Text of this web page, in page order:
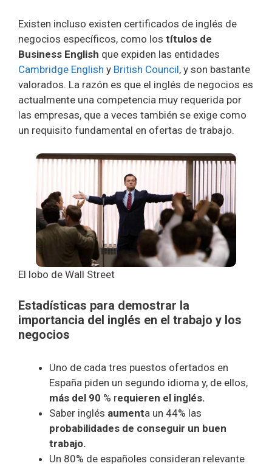
Existen incluso existen certificados de inglés de
negocios específicos, como los títulos de
Business English que expiden las entidades
Cambridge English y British Council, y son bastante
valorados. La razón es que el inglés de negocios es
actualmente una competencia muy requerida por
las empresas, que a veces también se exige como
un requisito fundamental en ofertas de trabajo.
El lobo de Wall Street
Estadísticas para demostrar la
importancia del inglés en el trabajo y los
negocios
Uno de cada tres puestos ofertados en
España piden un segundo idioma y, de ellos,
más del 90 % requieren el inglés.
Saber inglés aumenta un 44% las
probabilidades de conseguir un buen
trabajo.
Un 80% de españoles consideran relevante